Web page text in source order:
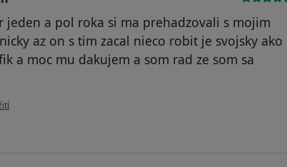
a pol roka si ma prehadzovali s mojim
az on s tim zacal nieco robit je svojsky ako
a moc mu dakujem a som rad ze som sa
Váš účet byl odstraněn